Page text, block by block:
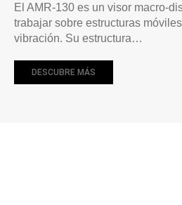
El AMR-130 es un visor macro-
trabajar sobre estructuras
vibración. Su estructura…
DESCUBRE MÁS